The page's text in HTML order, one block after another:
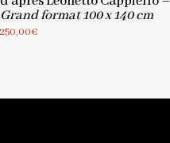
Grand format 100 x 140 cm
250,00€